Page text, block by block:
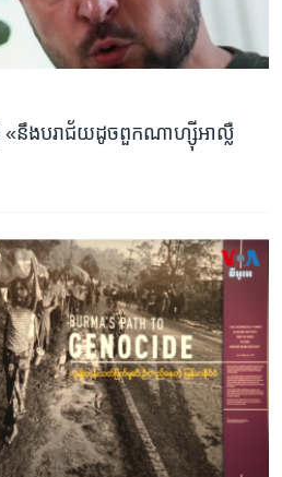
«នឹង​បរាជ័យ​ដូច​ពួក​ណាហ្ស៊ី​អាល្លឺ